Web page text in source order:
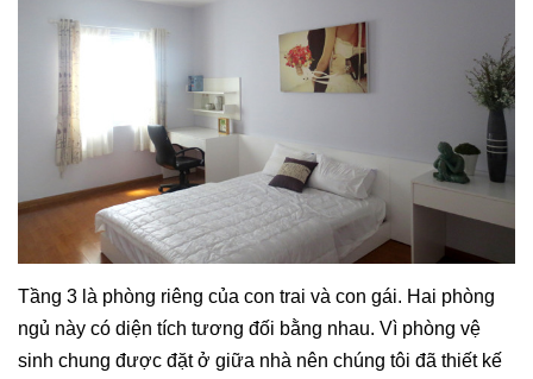
Tầng 3 là phòng riêng của con trai và con gái. Hai phòng
ngủ này có diện tích tương đối bằng nhau. Vì phòng vệ
sinh chung được đặt ở giữa nhà nên chúng tôi đã thiết kế